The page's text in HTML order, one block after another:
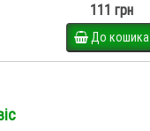
111 грн
До кошика